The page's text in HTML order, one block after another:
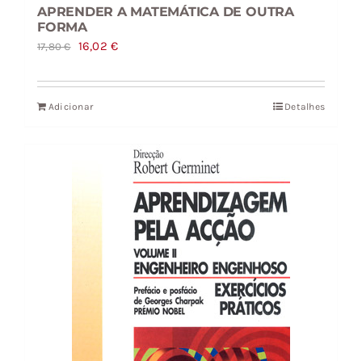
APRENDER A MATEMÁTICA DE OUTRA
FORMA
17,80€
O
original
era:
16,02€O
atual
Adicionar Detalhes